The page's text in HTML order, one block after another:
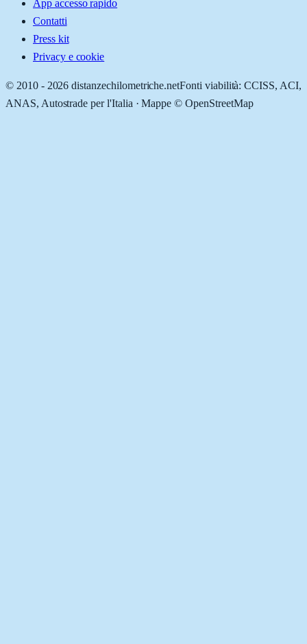
App accesso rapido
Contatti
Press kit
Privacy e cookie
© 2010 - 2026 distanzechilometriche.netFonti viabilità: CCISS, ACI,
ANAS, Autostrade per l'Italia · Mappe © OpenStreetMap